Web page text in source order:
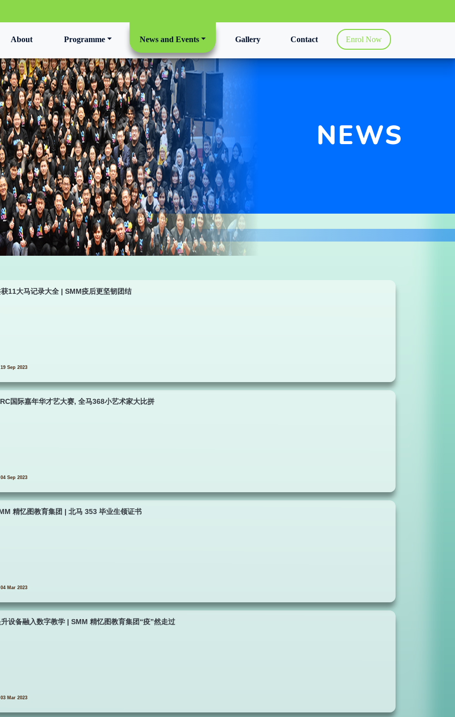
About Programme News and Events Gallery Contact Enrol Now
NEWS
11大马记录大全 | SMM疫后更坚韧团结
19 Sep 2023
国际嘉年华才艺大赛, 全马368小艺术家大比拼
04 Sep 2023
精忆图教育集团 | 北马 353 毕业生领证书
04 Mar 2023
设备融入数字教学 | SMM 精忆图教育集团“疫”然走过
03 Mar 2023